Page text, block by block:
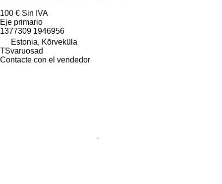
100 € Sin IVA
Eje primario
1377309 1946956
Estonia, Kõrveküla
TSvaruosad
Contacte con el vendedor